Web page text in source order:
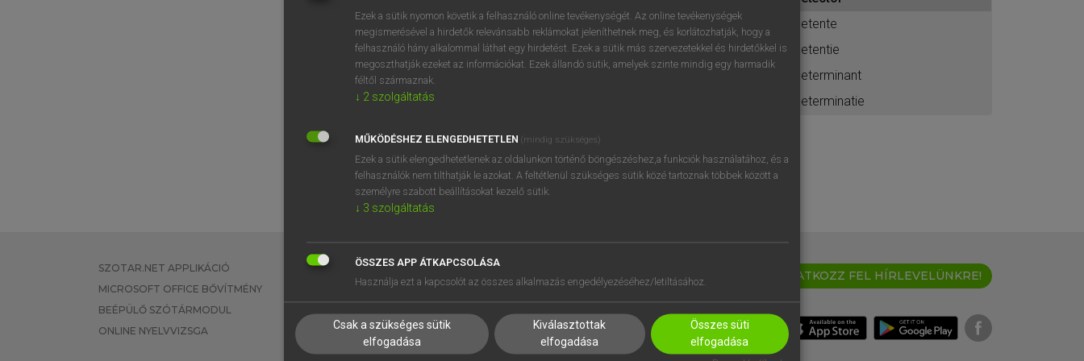
BELÉPÉS
próbaverziójának elindításához
regisztrálok ésbelépek.
REGISZTRÁCIÓ
detente
detentie
determinant
determinatie
SZOTAR.NET APPLIKÁCIÓ
MICROSOFT OFFICE BŐVÍTMÉNY
BEÉPÜLŐ SZÓTÁRMODUL
ONLINE NYELVVIZSGA
EGYÉNI FELHASZNÁLÓKNAK
TANULÓKNAK
VÁLLALATI MEGOLDÁSOK
SÚGÓ
RÓLUNK
SÜTI BEÁLLÍTÁSOK
IRATKOZZ FEL HÍRLEVELÜNKRE!
Ezek a sütik nyomon követik a felhasználó online tevékenységét. Az online tevékenységek
megismerésével a hirdetők relevánsabb reklámokat jeleníthetnek meg, és korlátozhatják, hogy a
felhasználó hány alkalommal láthat egy hirdetést. Ezek a sütik más szervezetekkel és hirdetőkkel is
megoszthatják ezeket az információkat. Ezek állandó sütik, amelyek szinte mindig egy harmadik
féltől származnak.
↓ 2 szolgáltatás
MŰKÖDÉSHEZ ELENGEDHETETLEN (mindig szükséges)
Ezek a sütik elengedhetetlenek az oldalunkon történő böngészéshez,a funkciók használatához, és a
felhasználók nem tilthatják le azokat. A feltétlenül szükséges sütik közé tartoznak többek között a
személyre szabott beállításokat kezelő sütik.
↓ 3 szolgáltatás
ÖSSZES APP ÁTKAPCSOLÁSA
Használja ezt a kapcsolót az összes alkalmazás engedélyezéséhez/letiltásához.
Csak a szükséges sütik
elfogadása
Kiválasztottak
elfogadása
Összes süti
elfogadása